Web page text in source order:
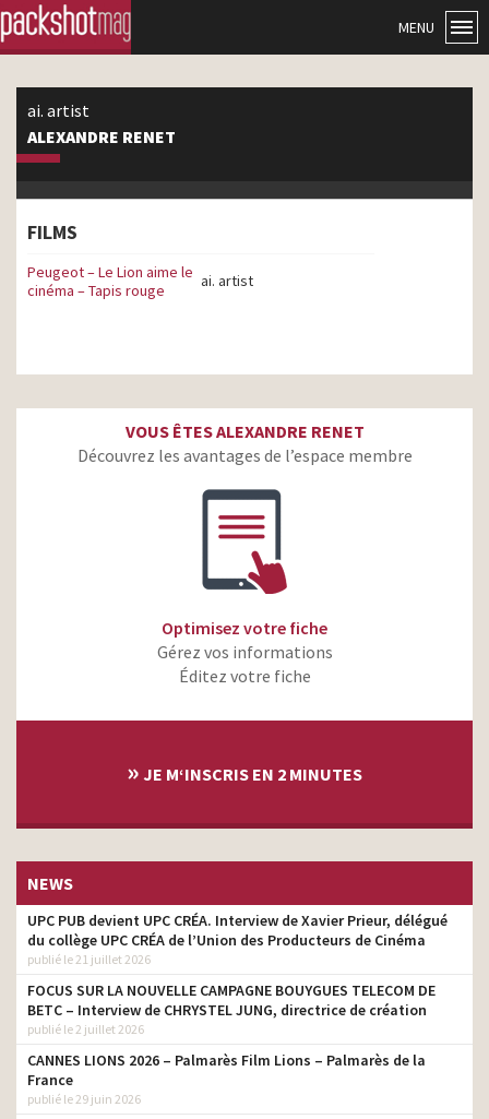
MENU
ai. artist
ALEXANDRE RENET
FILMS
Peugeot – Le Lion aime le
cinéma – Tapis rouge
ai. artist
VOUS ÊTES ALEXANDRE RENET
Découvrez les avantages de l’espace membre
Optimisez votre fiche
Gérez vos informations
Éditez votre fiche
» JE M‘INSCRIS EN 2 MINUTES
NEWS
UPC PUB devient UPC CRÉA. Interview de Xavier Prieur, délégué
du collège UPC CRÉA de l’Union des Producteurs de Cinéma
publié le 21 juillet 2026
FOCUS SUR LA NOUVELLE CAMPAGNE BOUYGUES TELECOM DE
BETC – Interview de CHRYSTEL JUNG, directrice de création
publié le 2 juillet 2026
CANNES LIONS 2026 – Palmarès Film Lions – Palmarès de la
France
publié le 29 juin 2026